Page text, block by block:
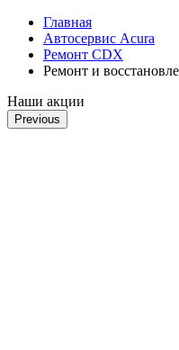
Главная
Автосервис Acura
Ремонт CDX
Ремонт и
Наши акции
Previous